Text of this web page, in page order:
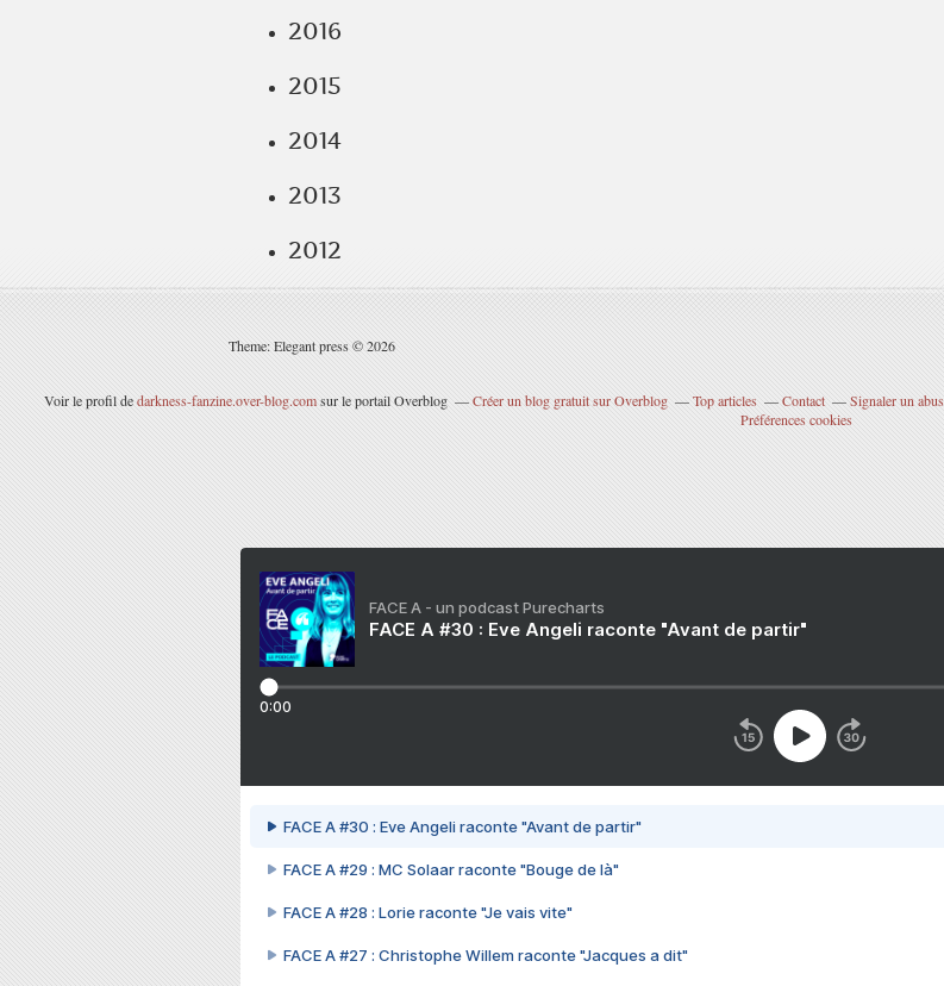
2016
2015
2014
2013
2012
Theme: Elegant press © 2026
Voir le profil dedarkness-fanzine.over-blog.comsur le portail Overblog Créer un blog gratuit sur Overblog Top articles Contact Signaler un abus
Préférences cookies
FACE A - un podcast Purecharts
FACE A #30 : Eve Angeli raconte "Avant de partir"
0:00
FACE A #30 : Eve Angeli raconte "Avant de partir"
FACE A #29 : MC Solaar raconte "Bouge de là"
FACE A #28 : Lorie raconte "Je vais vite"
FACE A #27 : Christophe Willem raconte "Jacques a dit"